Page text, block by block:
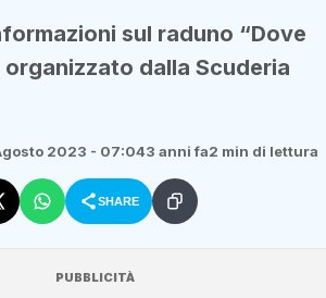
sul raduno “Dove
organizzato dalla Scuderia
2023 - 07:043 anni fa2 min di lettura
SHARE
PUBBLICITÀ